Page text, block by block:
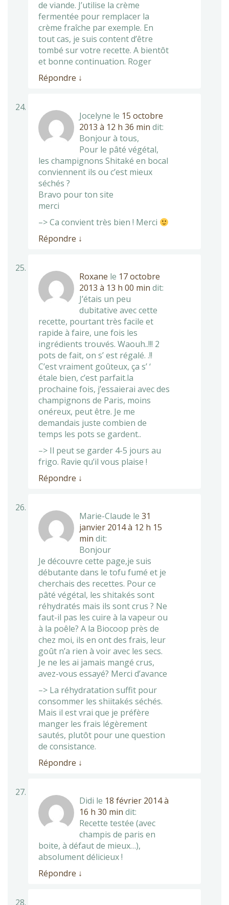
de viande. J’utilise la crème
fermentée pour remplacer la
crème fraîche par exemple. En
tout cas, je suis content d’être
tombé sur votre recette. A bientôt
et bonne continuation. Roger
Répondre ↓
Jocelyne le 15 octobre
2013 à 12 h 36 min dit:
Bonjour à tous,
Pour le pâté végétal,
les champignons Shitaké en bocal
conviennent ils ou c’est mieux
séchés ?
Bravo pour ton site
merci
–> Ca convient très bien ! Merci
Répondre ↓
Roxane le 17 octobre
2013 à 13 h 00 min dit:
J’étais un peu
dubitative avec cette
recette, pourtant très facile et
rapide à faire, une fois les
ingrédients trouvés. Waouh..!!! 2
pots de fait, on s’ est régalé. .!!
C’est vraiment goûteux, ça s’ ‘
étale bien, c’est parfait.la
prochaine fois, j’essaierai avec des
champignons de Paris, moins
onéreux, peut être. Je me
demandais juste combien de
temps les pots se gardent..
–> Il peut se garder 4-5 jours au
frigo. Ravie qu’il vous plaise !
Répondre ↓
Marie-Claude le 31
janvier 2014 à 12 h 15
min dit:
Bonjour
Je découvre cette page,je suis
débutante dans le tofu fumé et je
cherchais des recettes. Pour ce
pâté végétal, les shitakés sont
réhydratés mais ils sont crus ? Ne
faut-il pas les cuire à la vapeur ou
à la poêle? A la Biocoop près de
chez moi, ils en ont des frais, leur
goût n’a rien à voir avec les secs.
Je ne les ai jamais mangé crus,
avez-vous essayé? Merci d’avance
–> La réhydratation suffit pour
consommer les shiitakés séchés.
Mais il est vrai que je préfère
manger les frais légèrement
sautés, plutôt pour une question
de consistance.
Répondre ↓
Didi le 18 février 2014 à
16 h 30 min dit:
Recette testée (avec
champis de paris en
boite, à défaut de mieux…),
absolument délicieux !
Répondre ↓